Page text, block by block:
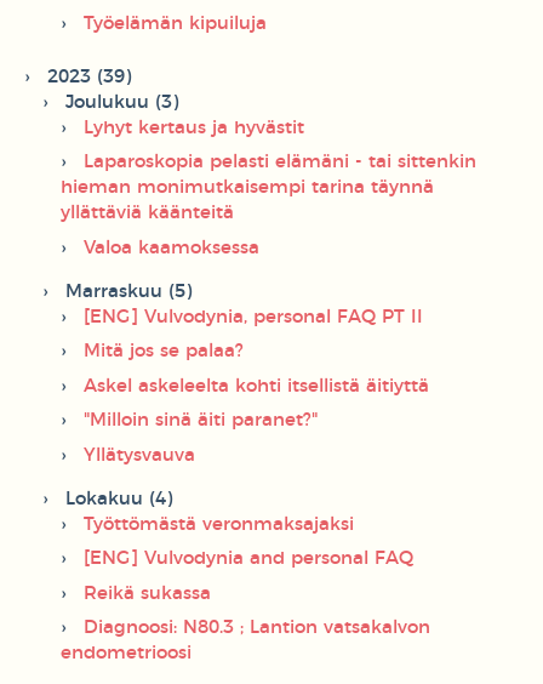
Työelämän kipuiluja
2023 (39)
Joulukuu (3)
Lyhyt kertaus ja hyvästit
Laparoskopia pelasti elämäni - tai sittenkin
hieman monimutkaisempi tarina täynnä
yllättäviä käänteitä
Valoa kaamoksessa
Marraskuu (5)
[ENG] Vulvodynia, personal FAQ PT II
Mitä jos se palaa?
Askel askeleelta kohti itsellistä äitiyttä
"Milloin sinä äiti paranet?"
Yllätysvauva
Lokakuu (4)
Työttömästä veronmaksajaksi
[ENG] Vulvodynia and personal FAQ
Reikä sukassa
Diagnoosi: N80.3 ; Lantion vatsakalvon
endometrioosi